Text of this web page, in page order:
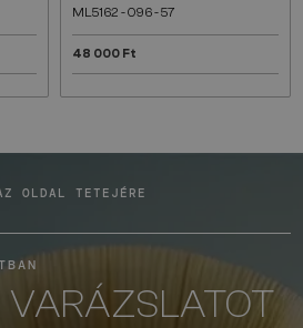
ML5162 - 096 - 57
48 000 Ft
OLDAL TETEJÉRE
VARÁZSLATOT